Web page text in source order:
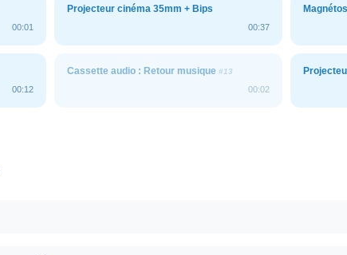
00:01
Projecteur cinéma 35mm + Bips
00:37
00:12
Cassette audio : Retour musique #13
00:02